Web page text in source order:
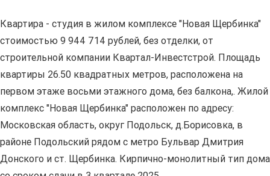
Квартира - студия в жилом комплексе "Новая Щербинка"
стоимостью 9 944 714 рублей, без отделки, от
строительной компании Квартал-Инвестстрой. Площадь
квартиры 26.50 квадратных метров, расположена на
первом этаже восьми этажного дома, без балкона,. Жилой
комплекс "Новая Щербинка" расположен по адресу:
Московская область, округ Подольск, д.Борисовка, в
районе Подольский рядом с метро Бульвар Дмитрия
Донского и ст. Щербинка. Кирпично-монолитный тип дома